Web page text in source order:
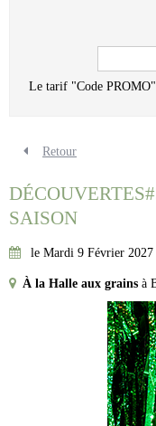
Le tarif "Code PROMO"
Retour
SAISON
le Mardi 9 Février 2027
À la Halle aux grains à